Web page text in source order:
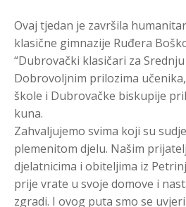
Ovaj tjedan je završila
klasične gimnazije Ruđera
“Dubrovački klasičari za
Dobrovoljnim prilozima
škole i Dubrovačke biskupije
kuna.
Zahvaljujemo svima koji su
plemenitom djelu. Našim
djelatnicima i obiteljima iz
prije vrate u svoje domove i
zgradi. I ovog puta smo se